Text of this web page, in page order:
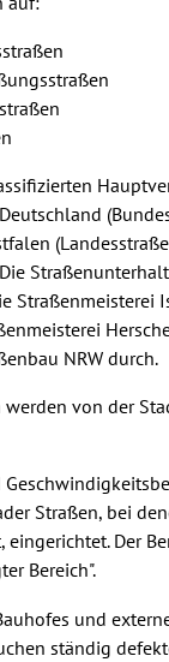
Straßenmeisterei
NRW durch.
werden von der
Straßen, bei
eingerichtet. Der
Bereich".
und
ständig